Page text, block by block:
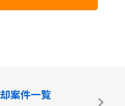
案件一覧